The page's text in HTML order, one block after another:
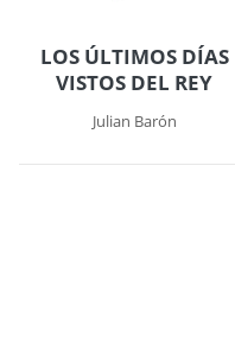
LOS ÚLTIMOS DÍAS
VISTOS DEL REY
Julian Barón